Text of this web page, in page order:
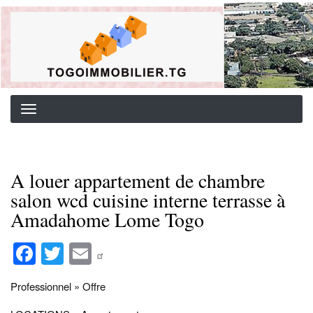
Aller
Background image for header
A louer appartement de chambre
salon wcd cuisine interne terrasse à
Amadahome Lome Togo
Fa
ce
bo
T
wi
tte
E
ail
Professionnel » Offre